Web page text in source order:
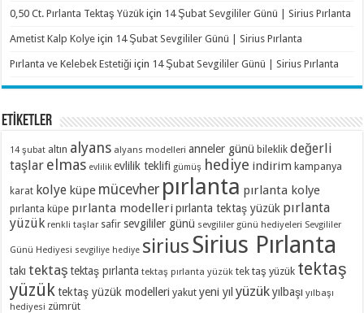
0,50 Ct. Pırlanta Tektaş Yüzük için 14 Şubat Sevgililer Günü | Sirius Pırlanta
Ametist Kalp Kolye için 14 Şubat Sevgililer Günü | Sirius Pırlanta
Pırlanta ve Kelebek Estetiği için 14 Şubat Sevgililer Günü | Sirius Pırlanta
ETİKETLER
14 şubat altın alyans alyans modelleri anneler günü bileklik değerli
taşlar elmas evlilik evlilik teklifi gümüş hediye indirim kampanya
karat kolye küpe mücevher pırlanta pırlanta kolye
pırlanta küpe pırlanta modelleri pırlanta tektaş yüzük pırlanta
yüzük renkli taşlar safir sevgililer günü sevgililer günü hediyeleri Sevgililer
Günü Hediyesi sevgiliye hediye siriusSirius Pırlanta
takı tektaş tektaş pırlanta tektaş pırlanta yüzük tek taş yüzük tektaş
yüzük tektaş yüzük modelleri yakut yeni yıl yüzük yılbaşı yılbaşı
hediyesi zümrüt